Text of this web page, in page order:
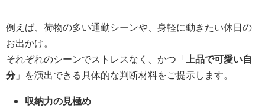
例えば、荷物の多い通勤シーンや、身軽に動きたい休日の
お出かけ。
それぞれのシーンでストレスなく、かつ「上品で可愛い自
分」を演出できる具体的な判断材料をご提示します。
収納力の見極め